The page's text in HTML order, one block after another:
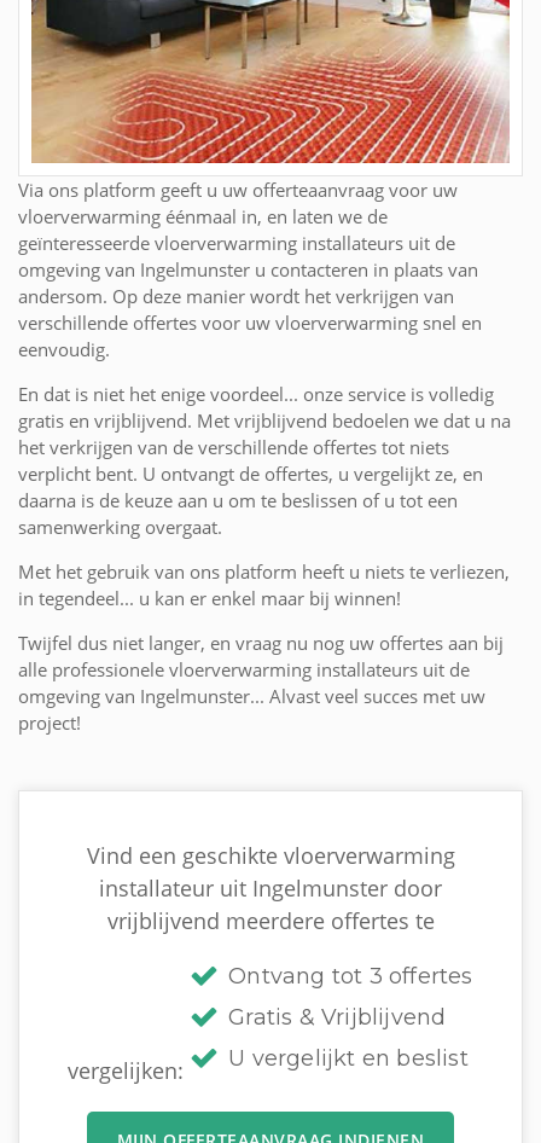
Via ons platform geeft u uw offerteaanvraag voor uw
vloerverwarming éénmaal in, en laten we de
geïnteresseerde vloerverwarming installateurs uit de
omgeving van Ingelmunster u contacteren in plaats van
andersom. Op deze manier wordt het verkrijgen van
verschillende offertes voor uw vloerverwarming snel en
eenvoudig.
En dat is niet het enige voordeel... onze service is volledig
gratis en vrijblijvend. Met vrijblijvend bedoelen we dat u na
het verkrijgen van de verschillende offertes tot niets
verplicht bent. U ontvangt de offertes, u vergelijkt ze, en
daarna is de keuze aan u om te beslissen of u tot een
samenwerking overgaat.
Met het gebruik van ons platform heeft u niets te verliezen,
in tegendeel... u kan er enkel maar bij winnen!
Twijfel dus niet langer, en vraag nu nog uw offertes aan bij
alle professionele vloerverwarming installateurs uit de
omgeving van Ingelmunster... Alvast veel succes met uw
project!
Vind een geschikte vloerverwarming
installateur uit Ingelmunster door
vrijblijvend meerdere offertes te
vergelijken:
Ontvang tot 3 offertes
Gratis & Vrijblijvend
U vergelijkt en beslist